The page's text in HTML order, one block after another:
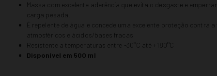
Massa com excelente aderência que evita o desgaste e
carga pesada.
É repelente de água e concede uma excelente proteção contra
atmosféricos e ácidos/bases fracas
Resistente a temperaturas entre -30°C até +180°C
Disponível em 500 ml